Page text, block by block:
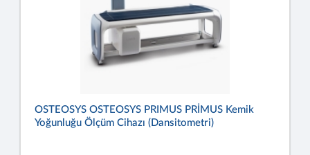
OSTEOSYS OSTEOSYS PRIMUS PRİMUS Kemik
Yoğunluğu Ölçüm Cihazı (Dansitometri)